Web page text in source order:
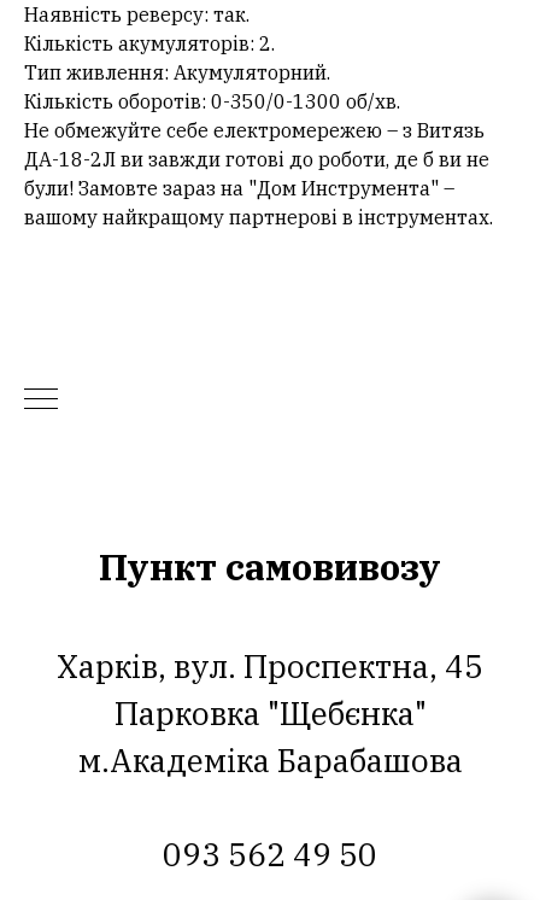
Наявність реверсу: так.
Кількість акумуляторів: 2.
Тип живлення: Акумуляторний.
Кількість оборотів: 0-350/0-1300 об/хв.
Не обмежуйте себе електромережею – з Витязь
ДА-18-2Л ви завжди готові до роботи, де б ви не
були! Замовте зараз на "Дом Инструмента" –
вашому найкращому партнерові в інструментах.
Пункт самовивозу
Харків, вул. Проспектна, 45
Парковка "Щебєнка"
м.Академіка Барабашова
093 562 49 50